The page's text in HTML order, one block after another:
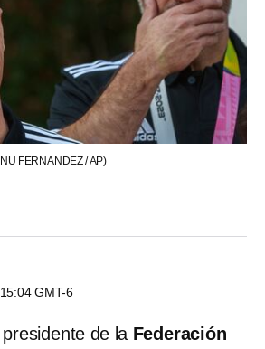
FERNANDEZ / AP)
GMT-6
presidente de la Federación